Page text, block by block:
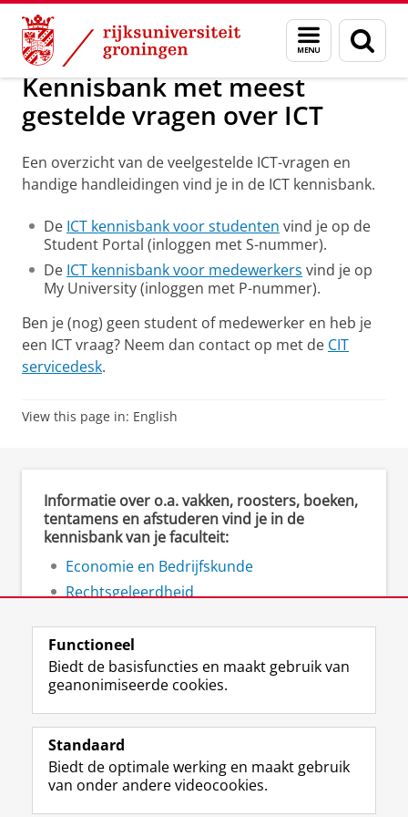
Skip
Content
Skip
Navigation
Menu
en
zoeken
Onderwijs Voorzieningen
Kennisbank met meest
gestelde vragen over ICT
Een overzicht van de veelgestelde ICT-vragen en
handige handleidingen vind je in de ICT kennisbank.
De ICT kennisbank voor studenten vind je op de
Student Portal (inloggen met S-nummer).
De ICT kennisbank voor medewerkers vind je op
My University (inloggen met P-nummer).
Ben je (nog) geen student of medewerker en heb je
een ICT vraag? Neem dan contact op met de CIT
servicedesk.
View this page in: English
Informatie over o.a. vakken, roosters, boeken,
tentamens en afstuderen vind je in de
kennisbank van je faculteit:
Economie en Bedrijfskunde
Rechtsgeleerdheid
Volg de RUG
F
a
e
b
L
i
k
e
R
S
-
f
I
n
t
Y
o
T
Studiekiezers
Functioneel
Biedt de basisfuncties en maakt gebruik van
geanonimiseerde cookies.
Standaard
Biedt de optimale werking en maakt gebruik
van onder andere videocookies.